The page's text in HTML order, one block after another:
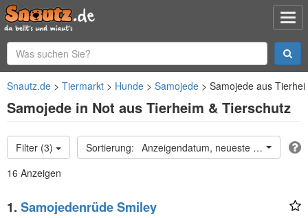
Snautz.de Tiermarkt Hunde Samojede Samojede aus
Samojede in Not aus Tierheim & Tierschutz
Filter (3)
Anzeigendatum, neueste oben
16 Anzeigen
1. Samojedenrüde Smiley